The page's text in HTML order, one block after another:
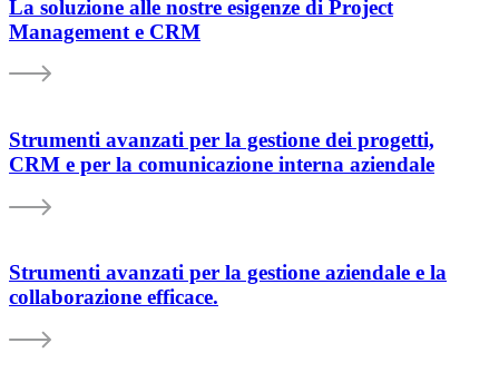
La soluzione alle nostre esigenze di Project
Management e CRM
Strumenti avanzati per la gestione dei progetti,
CRM e per la comunicazione interna aziendale
Strumenti avanzati per la gestione aziendale e la
collaborazione efficace.